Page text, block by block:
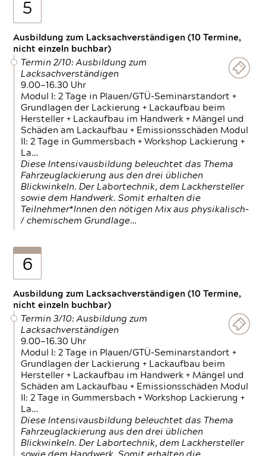
5
Ausbildung zum Lacksachverständigen (10 Termine,
nicht einzeln buchbar)
Termin 2/10: Ausbildung zum
Lacksachverständigen
9.00—16.30 Uhr
Modul I: 2 Tage in Plauen/GTÜ-Seminarstandort +
Grundlagen der Lackierung + Lackaufbau beim
Hersteller + Lackaufbau im Handwerk + Mängel und
Schäden am Lackaufbau + Emissionsschäden Modul
II: 2 Tage in Gummersbach + Workshop Lackierung +
La…
Diese Intensivausbildung beleuchtet das Thema
Fahrzeuglackierung aus den drei üblichen
Blickwinkeln. Der Labortechnik, dem Lackhersteller
sowie dem Handwerk. Somit erhalten die
Teilnehmer*Innen den nötigen Mix aus physikalisch-
/ chemischem Grundlage…
6
Ausbildung zum Lacksachverständigen (10 Termine,
nicht einzeln buchbar)
Termin 3/10: Ausbildung zum
Lacksachverständigen
9.00—16.30 Uhr
Modul I: 2 Tage in Plauen/GTÜ-Seminarstandort +
Grundlagen der Lackierung + Lackaufbau beim
Hersteller + Lackaufbau im Handwerk + Mängel und
Schäden am Lackaufbau + Emissionsschäden Modul
II: 2 Tage in Gummersbach + Workshop Lackierung +
La…
Diese Intensivausbildung beleuchtet das Thema
Fahrzeuglackierung aus den drei üblichen
Blickwinkeln. Der Labortechnik, dem Lackhersteller